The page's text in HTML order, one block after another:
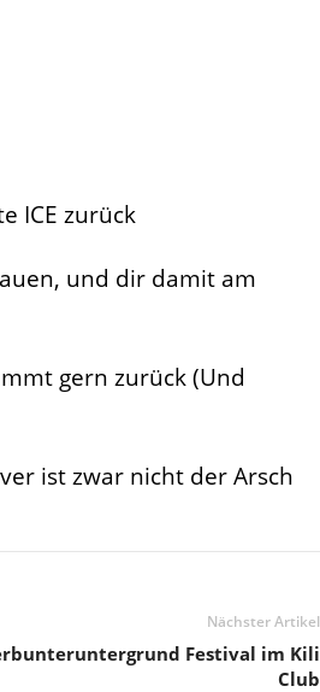
ICE zurück
und dir damit am
gern zurück (Und
ist zwar nicht der Arsch
Nächster Artikel
Festival im Kili
Club